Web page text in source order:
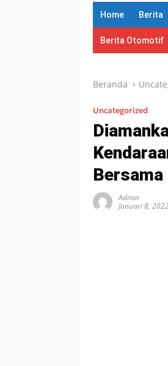
Home Berita
Berita Otomotif
Beranda
Uncategorized
Bersama
Admin
Januari 8,